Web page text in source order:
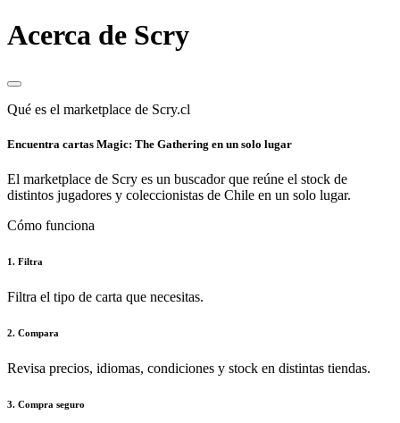
Acerca de Scry
Qué es el marketplace de Scry.cl
Encuentra cartas Magic: The Gathering en un solo lugar
El marketplace de Scry es un buscador que reúne el stock de
distintos jugadores y coleccionistas de Chile en un solo lugar.
Cómo funciona
1. Filtra
Filtra el tipo de carta que necesitas.
2. Compara
Revisa precios, idiomas, condiciones y stock en distintas tiendas.
3. Compra seguro